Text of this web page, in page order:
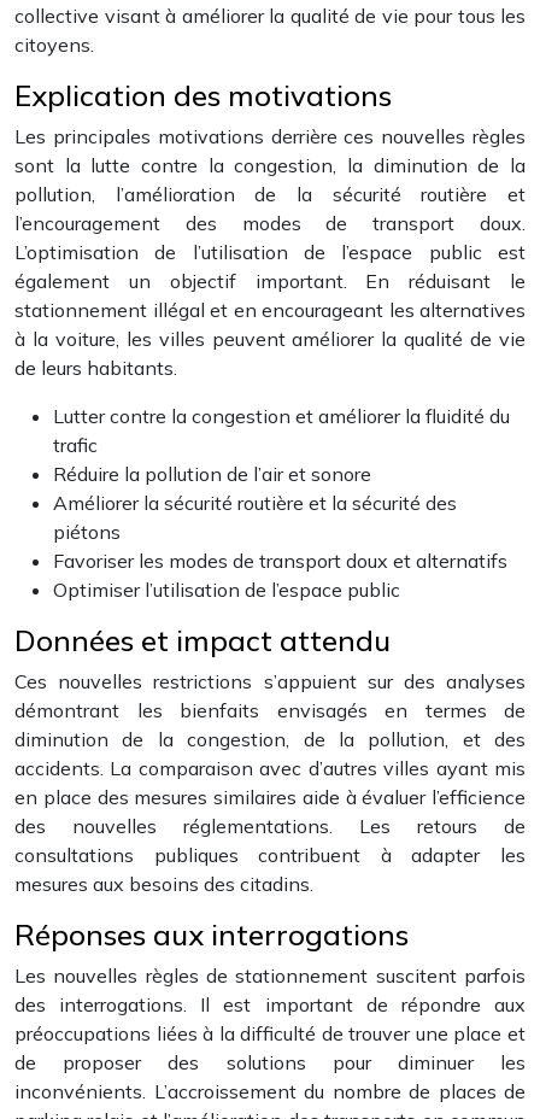
collective visant à améliorer la qualité de vie pour tous les
citoyens.
Explication des motivations
Les principales motivations derrière ces nouvelles règles
sont la lutte contre la congestion, la diminution de la
pollution, l’amélioration de la sécurité routière et
l’encouragement des modes de transport doux.
L’optimisation de l’utilisation de l’espace public est
également un objectif important. En réduisant le
stationnement illégal et en encourageant les alternatives
à la voiture, les villes peuvent améliorer la qualité de vie
de leurs habitants.
Lutter contre la congestion et améliorer la fluidité du
trafic
Réduire la pollution de l’air et sonore
Améliorer la sécurité routière et la sécurité des
piétons
Favoriser les modes de transport doux et alternatifs
Optimiser l’utilisation de l’espace public
Données et impact attendu
Ces nouvelles restrictions s’appuient sur des analyses
démontrant les bienfaits envisagés en termes de
diminution de la congestion, de la pollution, et des
accidents. La comparaison avec d’autres villes ayant mis
en place des mesures similaires aide à évaluer l’efficience
des nouvelles réglementations. Les retours de
consultations publiques contribuent à adapter les
mesures aux besoins des citadins.
Réponses aux interrogations
Les nouvelles règles de stationnement suscitent parfois
des interrogations. Il est important de répondre aux
préoccupations liées à la difficulté de trouver une place et
de proposer des solutions pour diminuer les
inconvénients. L’accroissement du nombre de places de